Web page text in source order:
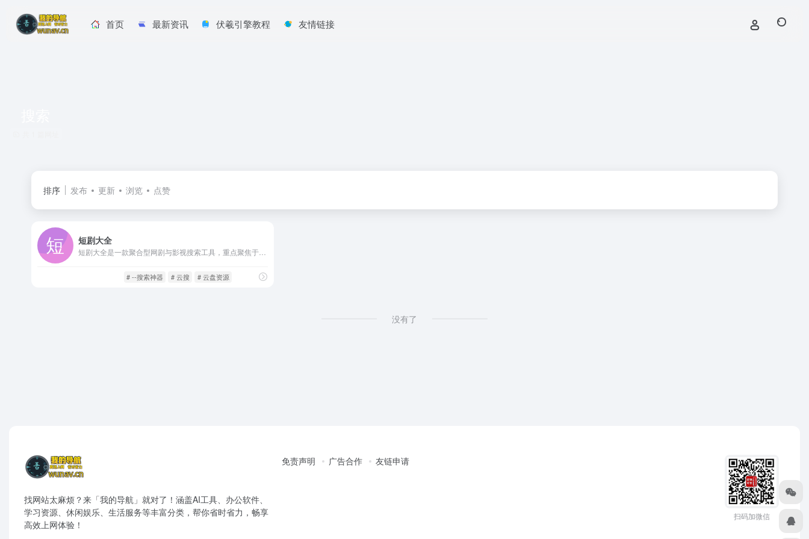
首页 最新资讯 伏羲引擎教程 友情链接
排序 发布 更新 浏览 点赞
短剧大全
# --搜索神器 # 云搜 # 云盘资源
没有了
找网站太麻烦？来「我的导航」就对了！涵盖AI工具、办公软件、
学习资源、休闲娱乐、生活服务等丰富分类，帮你省时省力，畅享
高效上网体验！
免责声明 广告合作 友链申请
扫码加微信